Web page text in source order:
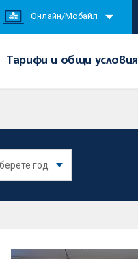
Онлайн/Мобайл
Тарифи и общи условия